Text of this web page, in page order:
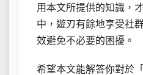
用本文所提供的知識，
中，遊刃有餘地享受社
效避免不必要的困擾。
希望本文能解答你對於